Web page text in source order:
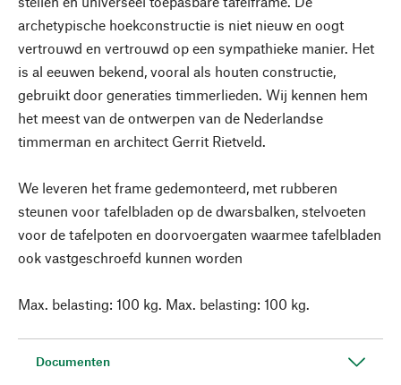
archetypische hoekconstructie is niet nieuw en oogt
vertrouwd en vertrouwd op een sympathieke manier. Het
is al eeuwen bekend, vooral als houten constructie,
gebruikt door generaties timmerlieden. Wij kennen hem
het meest van de ontwerpen van de Nederlandse
timmerman en architect Gerrit Rietveld.
We leveren het frame gedemonteerd, met rubberen
steunen voor tafelbladen op de dwarsbalken, stelvoeten
voor de tafelpoten en doorvoergaten waarmee tafelbladen
ook vastgeschroefd kunnen worden
Max. belasting: 100 kg. Max. belasting: 100 kg.
Documenten